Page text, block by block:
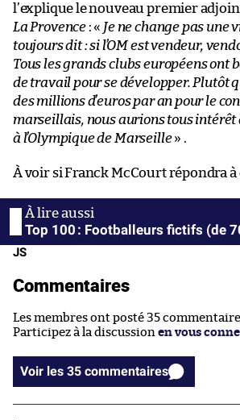
l’explique le nouveau premier
La Provence : « Je ne change pas une
toujours dit : si l’OM est vendeur,
Tous les grands clubs européens ont
de travail pour se développer. Plutôt
des millions d’euros par an pour le
marseillais, nous aurions tous intérêt
à l’Olympique de Marseille» .
À voir si Franck McCourt répondra à
Top 100 : Footballeurs fictifs (de
JS
Commentaires
Les membres ont posté 35
Participez à la discussion en vous
Voir les 35 commentaires